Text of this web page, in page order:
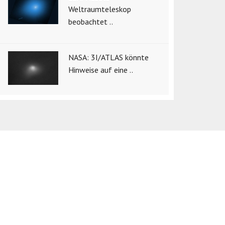
Weltraumteleskop
beobachtet ..
NASA: 3I/ATLAS könnte
Hinweise auf eine ..